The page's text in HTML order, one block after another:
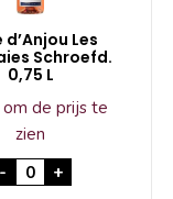
aantal
d’Anjou Les
Schroefd.
0,75 L
om de prijs te
zien
- Rose d'Anjou Les
+